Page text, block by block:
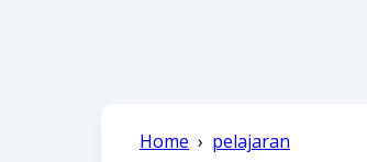
Home › pelajaran